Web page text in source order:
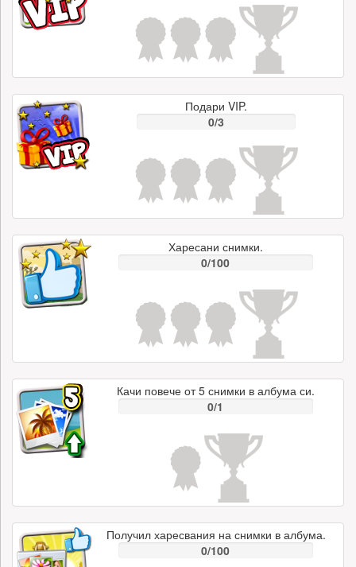
Подари VIP.
0/3
Харесани снимки.
0/100
Качи повече от 5 снимки в албума си.
0/1
Получил харесвания на снимки в албума.
0/100